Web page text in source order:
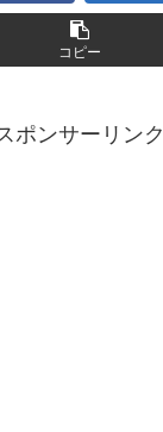
コピー
ポンサーリンク